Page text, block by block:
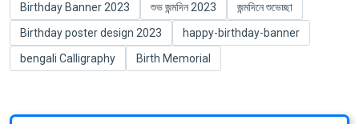
Birthday Banner 2023
শুভ জন্মদিন 2023
জন্মদিনে শুভেচ্ছা
Birthday poster design 2023
happy-birthday-banner
bengali Calligraphy
Birth Memorial